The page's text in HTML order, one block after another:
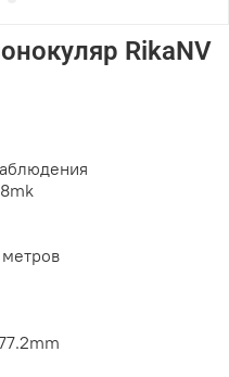
RikaNV